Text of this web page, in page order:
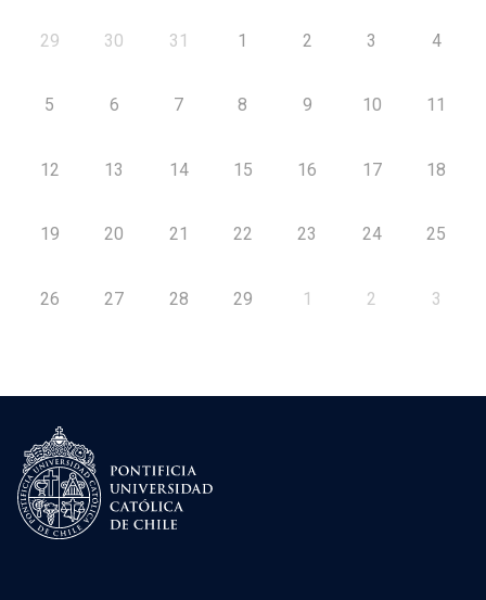
29 30 31 1 2 3 4
5 6 7 8 9 10 11
12 13 14 15 16 17 18
19 20 21 22 23 24 25
26 27 28 29 1 2 3